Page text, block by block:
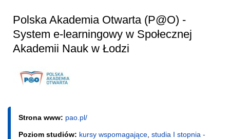
Polska Akademia Otwarta (P@O) -
System e-learningowy w Społecznej
Akademii Nauk w Łodzi
Strona www: pao.pl/
Poziom studiów: kursy wspomagające studia I stopnia -